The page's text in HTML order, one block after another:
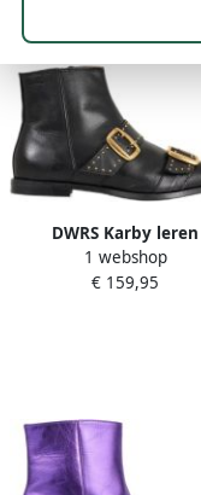
8 resultaten:
DWRS Karby leren
enkellaarzen zwart
1 webshop
€ 159,95